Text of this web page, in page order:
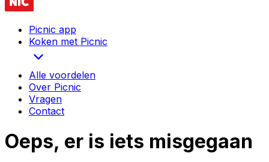
Picnic app
Koken met Picnic
Alle voordelen
Over Picnic
Vragen
Contact
Oeps, er is iets misgegaan